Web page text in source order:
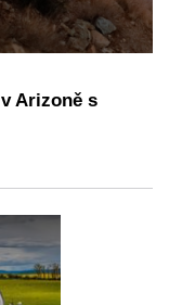
Arizoně s